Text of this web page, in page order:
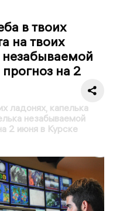
в твоих
на твоих
на 2
ладонях, капелька
незабываемой
2 июня в Курске